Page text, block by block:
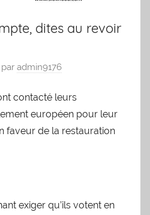
dites au revoir
par admin9176
contacté leurs
européen pour leur
faveur de la restauration
exiger qu’ils votent en